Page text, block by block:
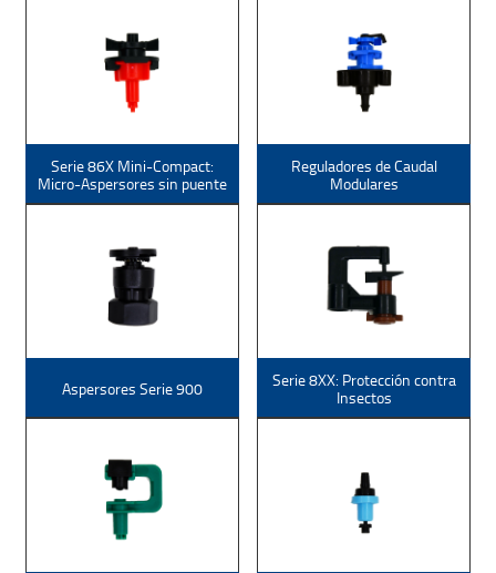
Serie 86X Mini-Compact:
Micro-Aspersores sin puente
Reguladores de Caudal
Modulares
Aspersores Serie 900
Serie 8XX: Protección contra
Insectos